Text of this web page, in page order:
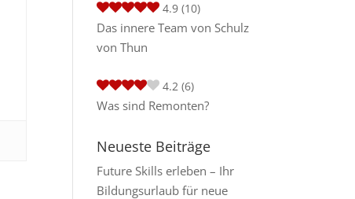
4.9 (10)
Das innere Team von Schulz
von Thun
4.2 (6)
Was sind Remonten?
Neueste Beiträge
Future Skills erleben – Ihr
Bildungsurlaub für neue